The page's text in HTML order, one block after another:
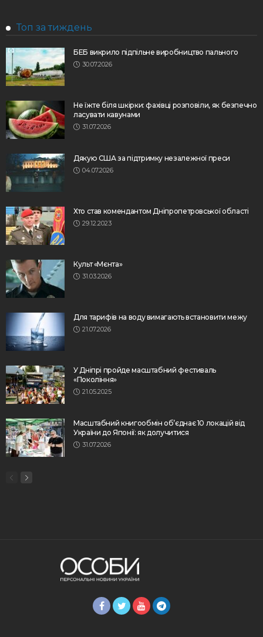
Топ за тиждень
БЕБ викрило підпільне виробництво пального
30.07.2026
Не їжте біля шкірки: фахівці розповіли, як безпечно
ласувати кавунами
31.07.2026
Дякую США за підтримку незалежної преси
04.07.2026
Хто став комендантом Дніпропетровської області
29.12.2023
Культ «Мєнта»
31.03.2026
Для тарифів на воду вимагають встановити межу
21.07.2026
У Дніпрі пройде масштабний фестиваль
«Покоління»
21.05.2025
Масштабний книгообмін об’єднає 10 локацій від
України до Японії: як долучитися
31.07.2026